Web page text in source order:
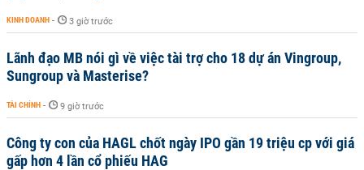
KINH DOANH - 3 giờ trước
Lãnh đạo MB nói gì về việc tài trợ cho 18 dự án Vingroup,
Sungroup và Masterise?
TÀI CHÍNH - 9 giờ trước
Công ty con của HAGL chốt ngày IPO gần 19 triệu cp với giá
gấp hơn 4 lần cổ phiếu HAG